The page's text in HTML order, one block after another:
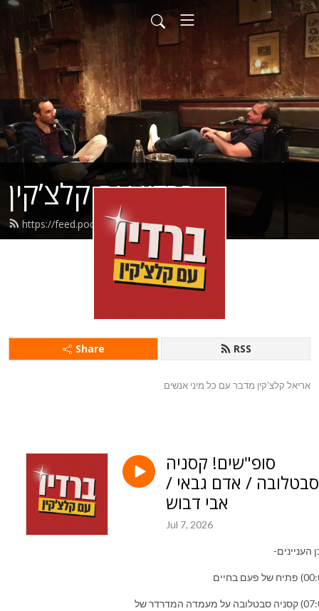
ברדיו עם קלצ’קין
https://feed.podbean.com/epgb/feed.xml
Share RSS
אריאל קלצ’קין מדבר עם כל מיני אנשים
סופ"שים! קסניה
סבטלובה / אדם גבאי /
אבי דבוש
Jul 7, 2026
העניינים-
(07:05) קסניה סבטלובה על מעמדה המדרדר של